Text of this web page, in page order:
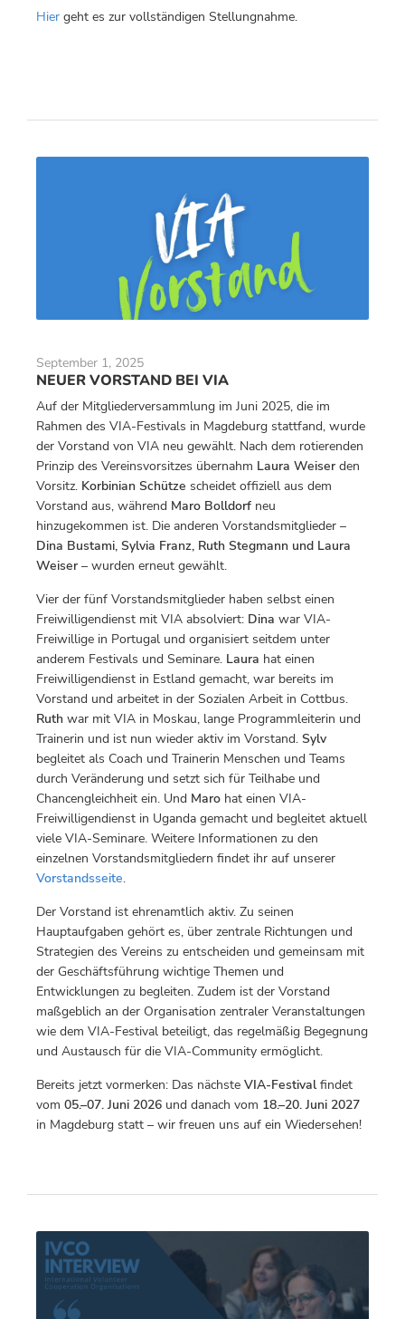
Hier geht es zur vollständigen Stellungnahme.
September 1, 2025
NEUER VORSTAND BEI VIA
Auf der Mitgliederversammlung im Juni 2025, die im
Rahmen des VIA-Festivals in Magdeburg stattfand, wurde
der Vorstand von VIA neu gewählt. Nach dem rotierenden
Prinzip des Vereinsvorsitzes übernahm Laura Weiser den
Vorsitz. Korbinian Schütze scheidet offiziell aus dem
Vorstand aus, während Maro Bolldorf neu
hinzugekommen ist. Die anderen Vorstandsmitglieder –
Dina Bustami, Sylvia Franz, Ruth Stegmann und Laura
Weiser – wurden erneut gewählt.
Vier der fünf Vorstandsmitglieder haben selbst einen
Freiwilligendienst mit VIA absolviert: Dina war VIA-
Freiwillige in Portugal und organisiert seitdem unter
anderem Festivals und Seminare. Laura hat einen
Freiwilligendienst in Estland gemacht, war bereits im
Vorstand und arbeitet in der Sozialen Arbeit in Cottbus.
Ruth war mit VIA in Moskau, lange Programmleiterin und
Trainerin und ist nun wieder aktiv im Vorstand. Sylv
begleitet als Coach und Trainerin Menschen und Teams
durch Veränderung und setzt sich für Teilhabe und
Chancengleichheit ein. Und Maro hat einen VIA-
Freiwilligendienst in Uganda gemacht und begleitet aktuell
viele VIA-Seminare. Weitere Informationen zu den
einzelnen Vorstandsmitgliedern findet ihr auf unserer
Vorstandsseite.
Der Vorstand ist ehrenamtlich aktiv. Zu seinen
Hauptaufgaben gehört es, über zentrale Richtungen und
Strategien des Vereins zu entscheiden und gemeinsam mit
der Geschäftsführung wichtige Themen und
Entwicklungen zu begleiten. Zudem ist der Vorstand
maßgeblich an der Organisation zentraler Veranstaltungen
wie dem VIA-Festival beteiligt, das regelmäßig Begegnung
und Austausch für die VIA-Community ermöglicht.
Bereits jetzt vormerken: Das nächste VIA-Festivalfindet
vom 05.–07. Juni 2026 und danach vom 18.–20. Juni 2027
in Magdeburg statt – wir freuen uns auf ein Wiedersehen!